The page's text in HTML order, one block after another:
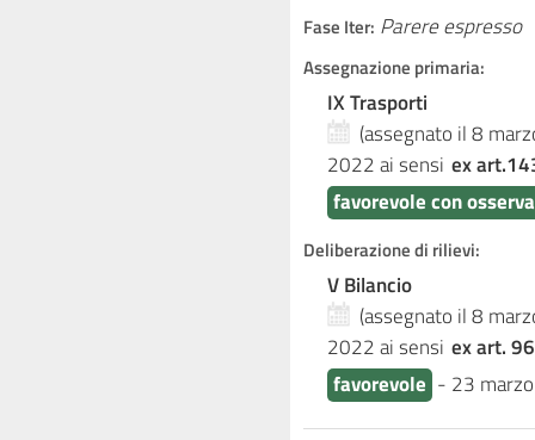
Fase Iter: Parere espresso
Assegnazione primaria:
IX Trasporti
(assegnato il 8
2022ai sensi ex
favorevole con
Deliberazione di rilievi:
V Bilancio
(assegnato il 8
2022ai sensi ex art.
favorevole - 23